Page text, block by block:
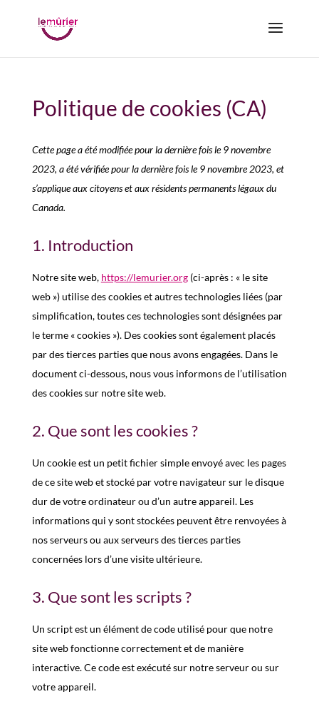
Politique de cookies (CA)
Cette page a été modifiée pour la dernière fois le 9 novembre
2023, a été vérifiée pour la dernière fois le 9 novembre 2023, et
s’applique aux citoyens et aux résidents permanents légaux du
Canada.
1. Introduction
Notre site web, https://lemurier.org(ci-après : « le site
web ») utilise des cookies et autres technologies liées (par
simplification, toutes ces technologies sont désignées par
le terme « cookies »). Des cookies sont également placés
par des tierces parties que nous avons engagées. Dans le
document ci-dessous, nous vous informons de l’utilisation
des cookies sur notre site web.
2. Que sont les cookies ?
Un cookie est un petit fichier simple envoyé avec les pages
de ce site web et stocké par votre navigateur sur le disque
dur de votre ordinateur ou d’un autre appareil. Les
informations qui y sont stockées peuvent être renvoyées à
nos serveurs ou aux serveurs des tierces parties
concernées lors d’une visite ultérieure.
3. Que sont les scripts ?
Un script est un élément de code utilisé pour que notre
site web fonctionne correctement et de manière
interactive. Ce code est exécuté sur notre serveur ou sur
votre appareil.